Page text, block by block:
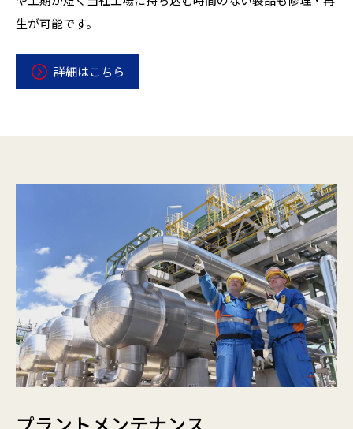
生が可能です。
詳細はこちら